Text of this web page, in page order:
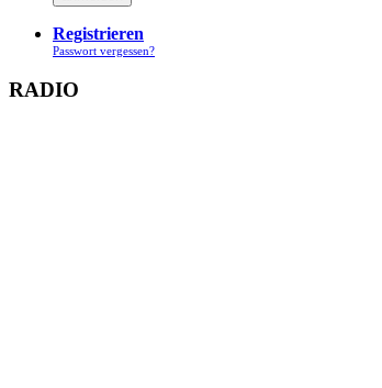
Registrieren
Passwort vergessen?
RADIO